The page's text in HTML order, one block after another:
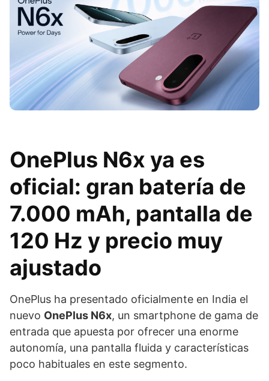
OnePlus N6x ya es
oficial: gran batería de
7.000 mAh, pantalla de
120 Hz y precio muy
ajustado
OnePlus ha presentado oficialmente en India el
nuevo OnePlus N6x, un smartphone de gama de
entrada que apuesta por ofrecer una enorme
autonomía, una pantalla fluida y características
poco habituales en este segmento.